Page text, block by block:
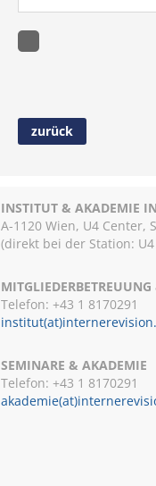
zurück
INSTITUT & AKADEMIE
A-1120 Wien, U4 Center,
(direkt bei der Station:
Telefon: +43 1 8170291
SEMINARE & AKADEMIE
Telefon: +43 1 8170291